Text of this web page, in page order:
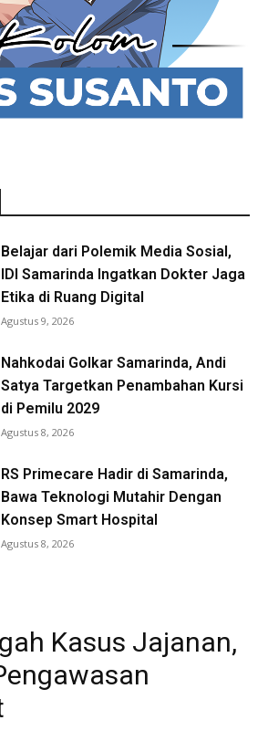
Belajar dari Polemik Media Sosial,
IDI Samarinda Ingatkan Dokter Jaga
Etika di Ruang Digital
Agustus 9, 2026
Nahkodai Golkar Samarinda, Andi
Satya Targetkan Penambahan Kursi
di Pemilu 2029
Agustus 8, 2026
RS Primecare Hadir di Samarinda,
Bawa Teknologi Mutahir Dengan
Konsep Smart Hospital
Agustus 8, 2026